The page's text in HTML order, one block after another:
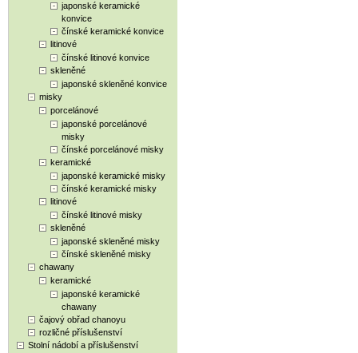
japonské keramické
konvice
čínské keramické konvice
litinové
čínské litinové konvice
skleněné
japonské skleněné konvice
misky
porcelánové
japonské porcelánové
misky
čínské porcelánové misky
keramické
japonské keramické misky
čínské keramické misky
litinové
čínské litinové misky
skleněné
japonské skleněné misky
čínské skleněné misky
chawany
keramické
japonské keramické
chawany
čajový obřad chanoyu
rozličné příslušenství
Stolní nádobí a příslušenství